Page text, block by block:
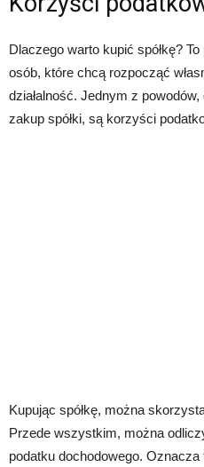
Dlaczego warto kupić spółkę?
osób, które chcą rozpocząć
działalność. Jednym z
zakup spółki, są korzyści
Kupując spółkę, można
Przede wszystkim, można
podatku dochodowego.